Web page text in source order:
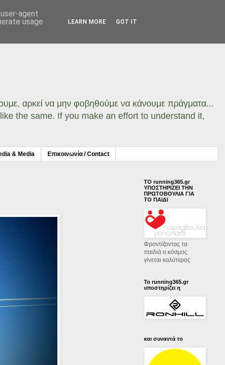
αρκεί να μην φοβηθούμε να κάνουμε πράγματα...
the same. If you make an effort to understand it,
& Media Επικοινωνία / Contact
ΤΟ running365.gr
ΥΠΟΣΤΗΡΙΖΕΙ ΤΗΝ
ΠΡΩΤΟΒΟΥΛΙΑ ΓΙΑ
ΤΟ ΠΑΙΔΙ
Φροντίζοντας τα
παιδιά ο κόσμος
γίνεται καλύτερος
Το running365.gr
υποστηρίζει η
και συναντά το
agent
usage
LEARN MORE GOT IT